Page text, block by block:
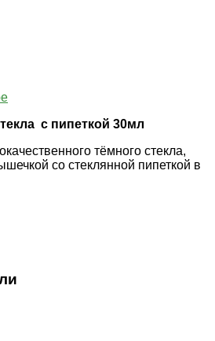
с пипеткой 30мл
тёмного стекла,
со стеклянной пипеткой в